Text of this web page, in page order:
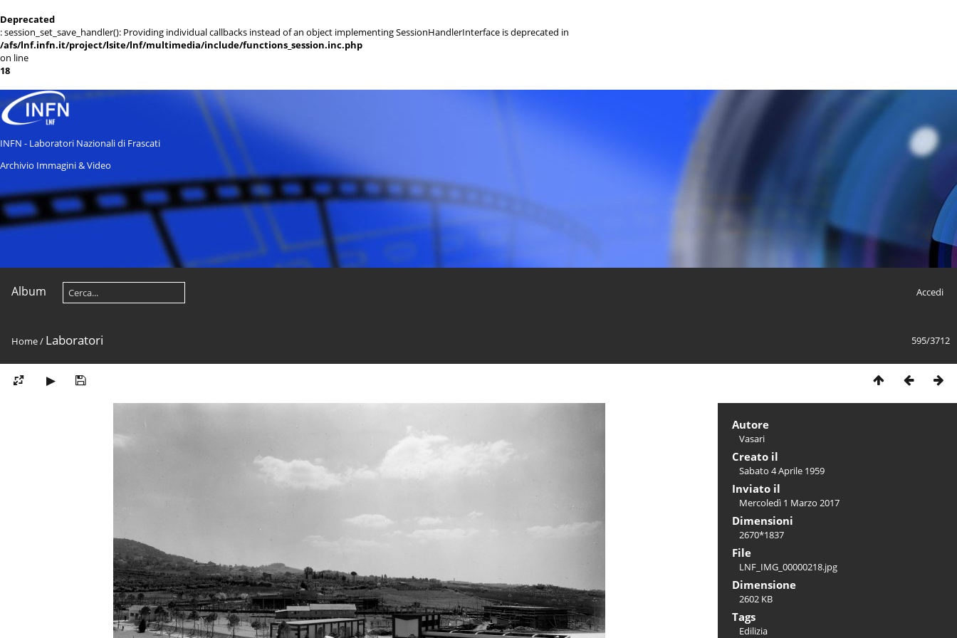
Deprecated
: session_set_save_handler(): Providing individual callbacks instead of an object implementing SessionHandlerInterface is deprecated in
/afs/lnf.infn.it/project/lsite/lnf/multimedia/include/functions_session.inc.php
on line
18
INFN - Laboratori Nazionali di Frascati
Archivio Immagini & Video
Album Accedi
595/3712
Home/ Laboratori
Autore
Vasari
Creato il
Sabato 4 Aprile 1959
Inviato il
Mercoledì 1 Marzo 2017
Dimensioni
2670*1837
File
LNF_IMG_00000218.jpg
Dimensione
2602 KB
Tags
Edilizia